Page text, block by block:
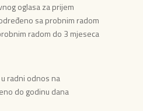
oglasa za prijem
sa probnim radom
radom do 3 mjeseca
radni odnos na
do godinu dana